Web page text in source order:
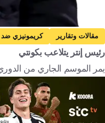
مقالات وتقارير كريمونيزي ضد
إيطاليا
كرة قدم
رئيس إنتر يتلاعب بكونتي
يمر الموسم الجاري من الدوري